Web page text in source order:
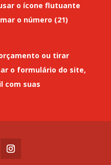
o ícone flutuante
o número (21)
ou tirar
o formulário do site,
com suas